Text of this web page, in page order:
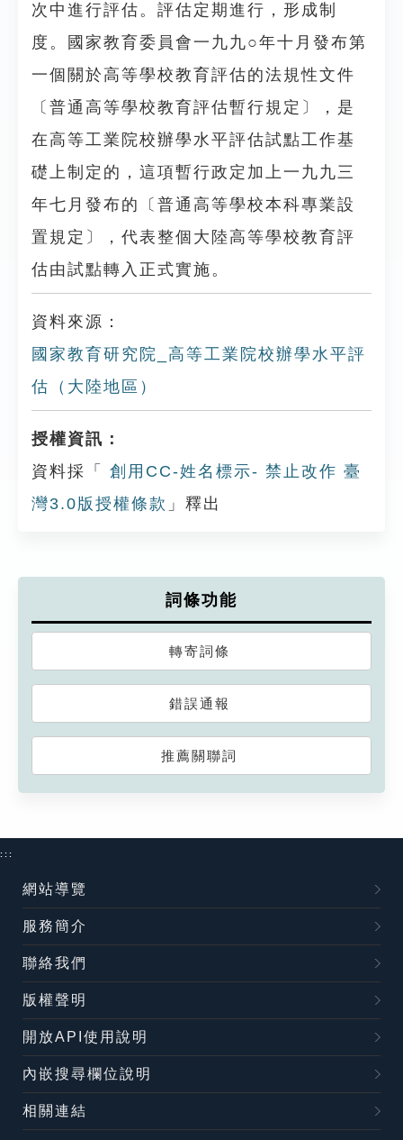
次中進行評估。評估定期進行，形成制
度。國家教育委員會一九九○年十月發布第
一個關於高等學校教育評估的法規性文件
〔普通高等學校教育評估暫行規定〕，是
在高等工業院校辦學水平評估試點工作基
礎上制定的，這項暫行政定加上一九九三
年七月發布的〔普通高等學校本科專業設
置規定〕，代表整個大陸高等學校教育評
估由試點轉入正式實施。
資料來源：
國家教育研究院_高等工業院校辦學水平評
估（大陸地區）
授權資訊：
資料採「
創用CC-姓名標示- 禁止改作 臺
灣3.0版授權條款 」釋出
詞條功能
轉寄詞條
錯誤通報
推薦關聯詞
:::
網站導覽
服務簡介
聯絡我們
版權聲明
開放API使用說明
內嵌搜尋欄位說明
相關連結